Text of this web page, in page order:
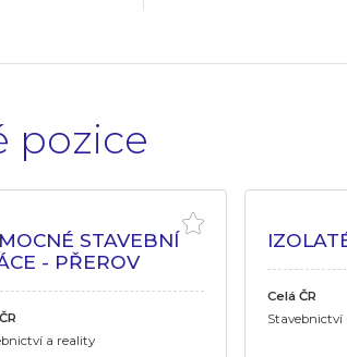
pozice
STAVEBNÍ
- PŘEROV
a reality
Celá ČR
Stavebnictví